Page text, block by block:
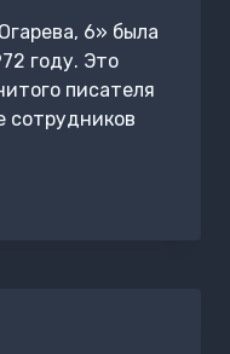
6» была
году. Это
писателя
сотрудников